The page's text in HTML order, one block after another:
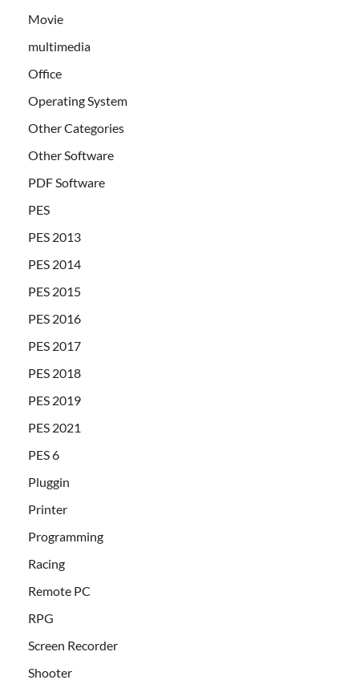
Movie
multimedia
Office
Operating System
Other Categories
Other Software
PDF Software
PES
PES 2013
PES 2014
PES 2015
PES 2016
PES 2017
PES 2018
PES 2019
PES 2021
PES 6
Pluggin
Printer
Programming
Racing
Remote PC
RPG
Screen Recorder
Shooter